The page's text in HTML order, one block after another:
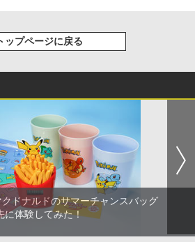
ップページに戻る
ドナルドのサマーチャンスバッグ
に体験してみた！